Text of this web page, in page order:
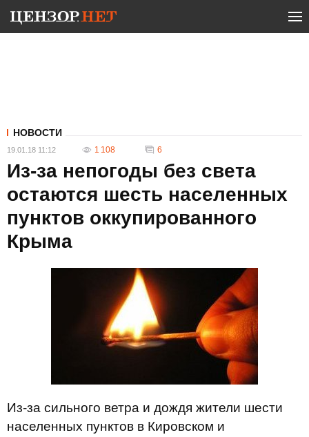
НОВОСТИ
19.01.18 11:12 1 108 6
Из-за непогоды без света
остаются шесть населенных
пунктов оккупированного
Крыма
Из-за сильного ветра и дождя жители шести
населенных пунктов в Кировском и